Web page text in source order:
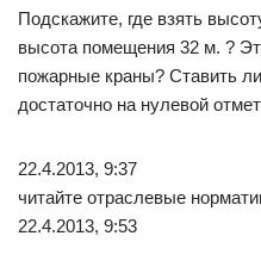
Подскажите, где взять
высота помещения 32 м. ?
пожарные краны? Ставить
достаточно на нулевой
22.4.2013, 9:37
читайте отраслевые
22.4.2013, 9:53